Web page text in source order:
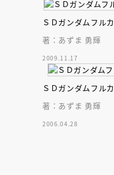
ＳＤガンダムフル
著：あずま 勇輝
2009.11.17
ＳＤガンダムフル
著：あずま 勇輝
2006.04.28